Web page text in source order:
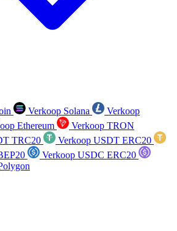
Verkoop Solana
Verkoop
Ethereum
Verkoop TRON
TRC20
Verkoop USDT ERC20
Verkoop USDC ERC20